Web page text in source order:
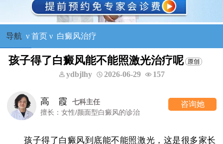
导航 ν 首页ν 白癜风治疗
孩子得了白癜风能不能照激光治疗呢
ydbjlhy 2026-06-29 157
七科主任
性/颜面型白癜风的诊治
王树
擅长
孩子得了白癜风到底能不能照激光，这是很多家长